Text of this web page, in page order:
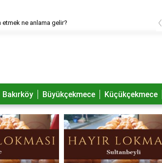
etmek ne anlama gelir? ‹
Bakırköy Büyükçekmece Küçükçekmece